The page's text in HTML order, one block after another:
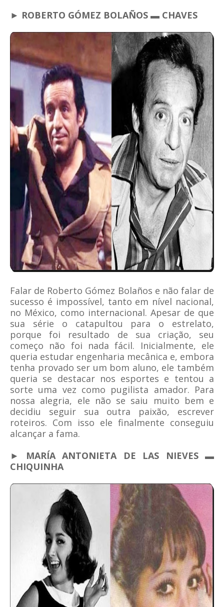
► ROBERTO GÓMEZ BOLAÑOS ▬ CHAVES
Falar de Roberto Gómez Bolaños e não falar de
sucesso é impossível, tanto em nível nacional,
no México, como internacional. Apesar de que
sua série o catapultou para o estrelato,
porque foi resultado de sua criação, seu
começo não foi nada fácil. Inicialmente, ele
queria estudar engenharia mecânica e, embora
tenha provado ser um bom aluno, ele também
queria se destacar nos esportes e tentou a
sorte uma vez como pugilista amador. Para
nossa alegria, ele não se saiu muito bem e
decidiu seguir sua outra paixão, escrever
roteiros. Com isso ele finalmente conseguiu
alcançar a fama.
► MARÍA ANTONIETA DE LAS NIEVES ▬
CHIQUINHA